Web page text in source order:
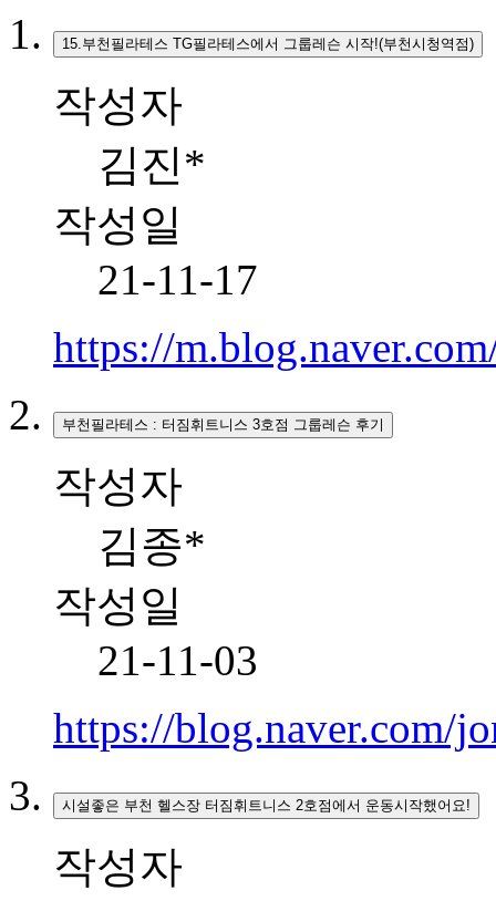
15.부천필라테스 TG필라테스에서 그룹레슨 시작!(부천시청역점)
작성자
김진*
작성일
21-11-17
https://
부천필라테스 : 터짐휘트니스 3호점 그룹레슨 후기
작성자
김종*
작성일
21-11-03
https://blog.naver.com/
시설좋은 부천 헬스장 터짐휘트니스 2호점에서 운동시작했어요!
작성자